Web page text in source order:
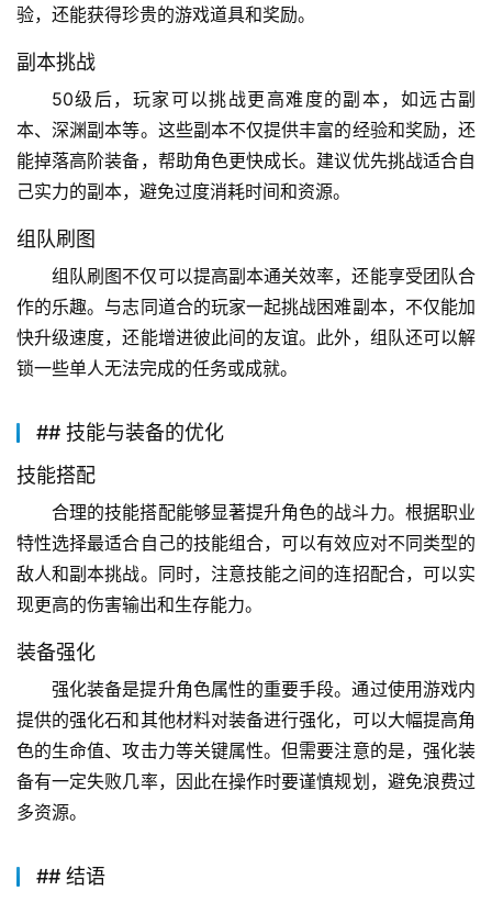
验，还能获得珍贵的游戏道具和奖励。
副本挑战
50级后，玩家可以挑战更高难度的副本，如远古副
本、深渊副本等。这些副本不仅提供丰富的经验和奖励，还
能掉落高阶装备，帮助角色更快成长。建议优先挑战适合自
己实力的副本，避免过度消耗时间和资源。
组队刷图
组队刷图不仅可以提高副本通关效率，还能享受团队合
作的乐趣。与志同道合的玩家一起挑战困难副本，不仅能加
快升级速度，还能增进彼此间的友谊。此外，组队还可以解
锁一些单人无法完成的任务或成就。
## 技能与装备的优化
技能搭配
合理的技能搭配能够显著提升角色的战斗力。根据职业
特性选择最适合自己的技能组合，可以有效应对不同类型的
敌人和副本挑战。同时，注意技能之间的连招配合，可以实
现更高的伤害输出和生存能力。
装备强化
强化装备是提升角色属性的重要手段。通过使用游戏内
提供的强化石和其他材料对装备进行强化，可以大幅提高角
色的生命值、攻击力等关键属性。但需要注意的是，强化装
备有一定失败几率，因此在操作时要谨慎规划，避免浪费过
多资源。
## 结语